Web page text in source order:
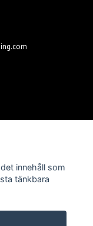
innehåll som
tänkbara